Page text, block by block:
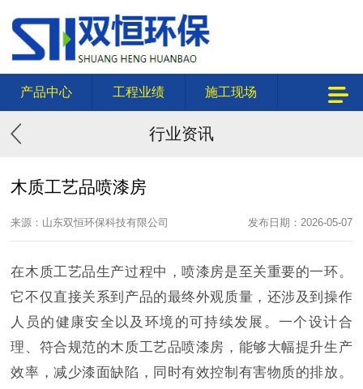
产品中心 工程业绩 施工现场
行业资讯
木质工艺品喷漆房
来源：山东双恒环保科技有限公司 发布日期：2026-05-07
在木质工艺品生产过程中，喷漆房是至关重要的一环。
它不仅直接关系到产品的最终外观质量，还涉及到操作
人员的健康安全以及环境的可持续发展。一个设计合
理、符合规范的木质工艺品喷漆房，能够大幅提升生产
效率，减少漆面缺陷，同时有效控制有害物质的排放。